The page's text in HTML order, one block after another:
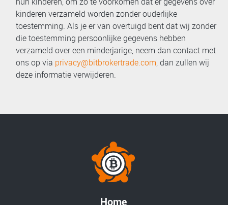
kinderen verzameld worden zonder ouderlijke
toestemming. Als je er van overtuigd bent dat wij zonder
die toestemming persoonlijke gegevens hebben
verzameld over een minderjarige, neem dan contact met
ons op via privacy@bitbrokertrade.com, dan zullen wij
deze informatie verwijderen.
Home